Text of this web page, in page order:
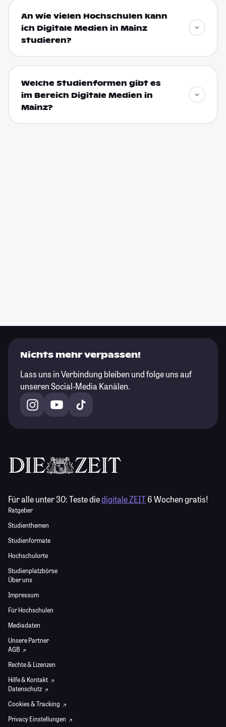
An wie vielen Hochschulen kann
ich Digitale Medien in Mainz
studieren?
Welche Studienformen gibt es
im Bereich Digitale Medien in
Mainz?
Nichts mehr verpassen!
Lass uns in Verbindung bleiben und folge uns auf
unseren Social-Media Kanälen.
Für alle unter 30:Teste diedigitale ZEIT6 Wochen gratis!
Ratgeber
Studienthemen
Studienformate
Hochschulorte
Studienplatzbörse
Über uns
Impressum
Für Hochschulen
Mediadaten
Unsere Partner
AGB
Rechte & Lizenzen
Hilfe & Kontakt
Datenschutz
Cookies & Tracking
Privacy Einstellungen